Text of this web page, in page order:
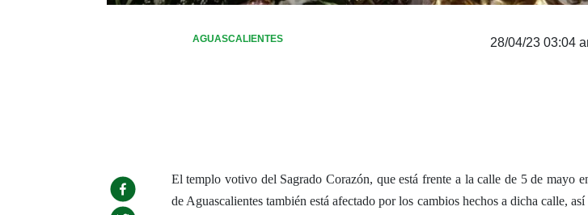
AGUASCALIENTES 28/04/23 03:04
El templo votivo del Sagrado Corazón, que está frente a la calle de 5 de mayo
de Aguascalientes también está afectado por los cambios hechos a dicha calle,